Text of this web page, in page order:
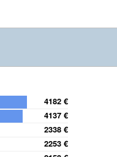
4182 €
4137 €
2338 €
2253 €